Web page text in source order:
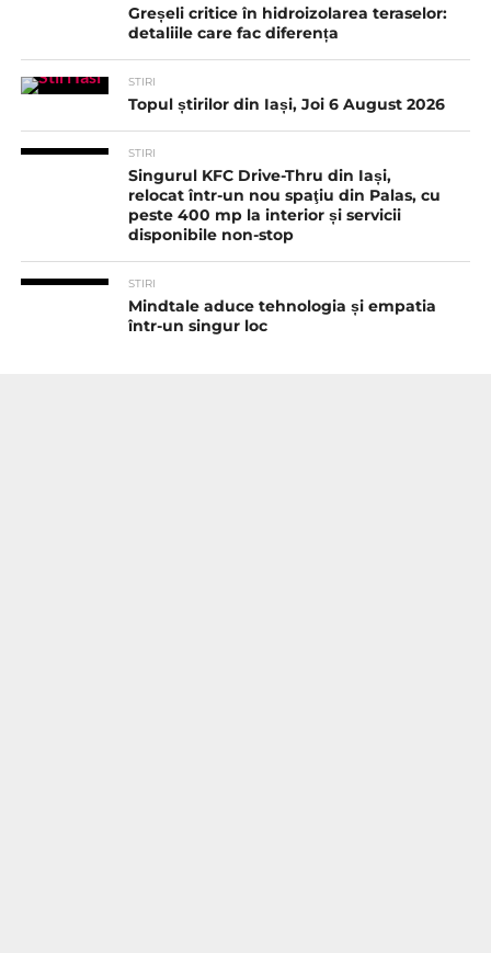
Greșeli critice în hidroizolarea teraselor:
detaliile care fac diferența
STIRI
Topul știrilor din Iași, Joi 6 August 2026
STIRI
Singurul KFC Drive-Thru din Iași,
relocat într-un nou spaţiu din Palas, cu
peste 400 mp la interior și servicii
disponibile non-stop
STIRI
Mindtale aduce tehnologia și empatia
într-un singur loc